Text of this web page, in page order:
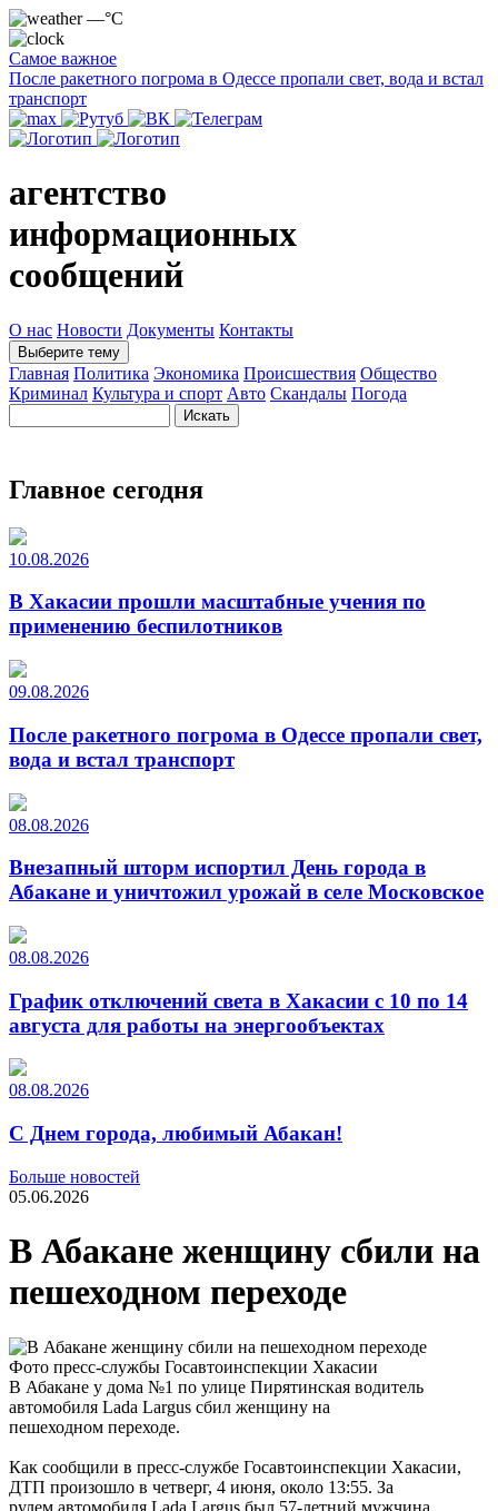
—°C
Самое важное
После ракетного погрома в Одессе пропали свет, вода и встал
транспорт
агентство
информационных
сообщений
О нас Новости Документы Контакты
Выберите тему
Главная Политика Экономика Происшествия Общество
Криминал Культура и спорт Авто Скандалы Погода
Главное сегодня
10.08.2026
В Хакасии прошли масштабные учения по
применению беспилотников
09.08.2026
После ракетного погрома в Одессе пропали свет,
вода и встал транспорт
08.08.2026
Внезапный шторм испортил День города в
Абакане и уничтожил урожай в селе Московское
08.08.2026
График отключений света в Хакасии с 10 по 14
августа для работы на энергообъектах
08.08.2026
С Днем города, любимый Абакан!
Больше новостей
05.06.2026
В Абакане женщину сбили на
пешеходном переходе
Фото пресс-службы Госавтоинспекции Хакасии
В Абакане у дома №1 по улице Пирятинская водитель
автомобиля Lada Largus сбил женщину на
пешеходном переходе.
Как сообщили в пресс-службе Госавтоинспекции Хакасии,
ДТП произошло в четверг, 4 июня, около 13:55. За
рулем автомобиля Lada Largus был 57-летний мужчина.